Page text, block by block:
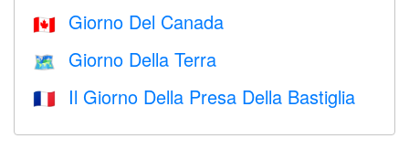
🇨🇦 Giorno Del Canada
🗺️ Giorno Della Terra
🇫🇷 Il Giorno Della Presa Della Bastiglia